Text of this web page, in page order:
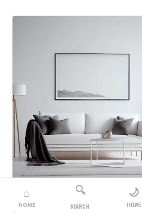
⌂
HOME
🔍
SEARCH
🌙
THEME